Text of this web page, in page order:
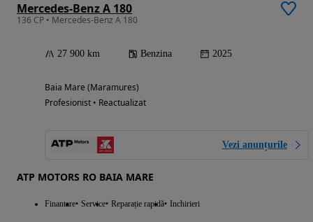
Mercedes-Benz A 180
136 CP • Mercedes-Benz A 180
27 900 km Benzina 2025
Baia Mare (Maramures)
Profesionist • Reactualizat
Vezi anunțurile
ATP MOTORS RO BAIA MARE
Finantare Service Reparație rapidă Inchirieri